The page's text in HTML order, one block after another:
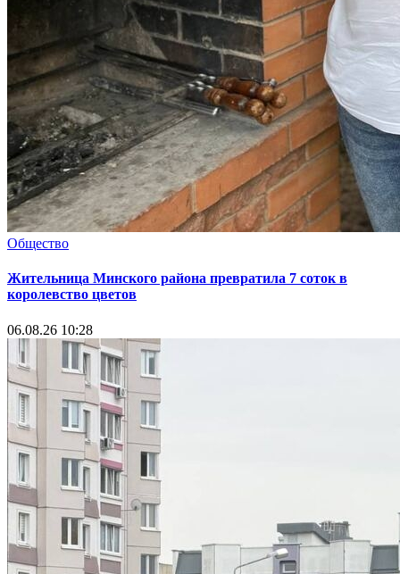
Общество
Жительница Минского района превратила 7 соток в
королевство цветов
06.08.26 10:28